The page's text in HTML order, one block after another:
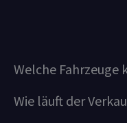
Welche Fahrzeuge
Wie läuft der